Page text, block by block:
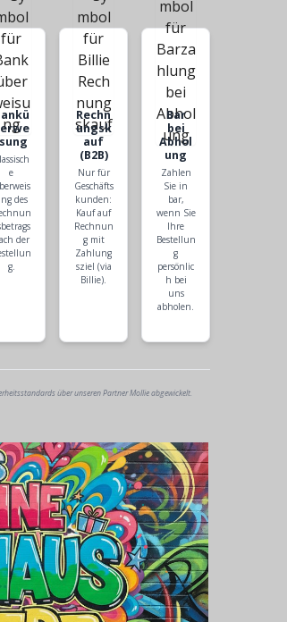
e
des
der
g.
Rechn
ungsk
auf
(B2B)
Nur für
Geschäfts
kunden:
Kauf auf
Rechnun
g mit
Zahlung
sziel (via
Billie).
Bar
bei
Abhol
ung
Zahlen
Sie in
bar,
wenn Sie
Ihre
Bestellun
g
persönlic
h bei
uns
abholen.
über unseren Partner Mollie abgewickelt.